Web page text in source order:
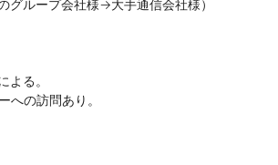
グループ会社様→大手通信会社様）
よる。
への訪問あり。